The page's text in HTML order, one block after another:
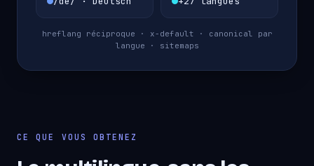
hreflang réciproque · x-default · canonical par
langue · sitemaps
CE QUE VOUS OBTENEZ